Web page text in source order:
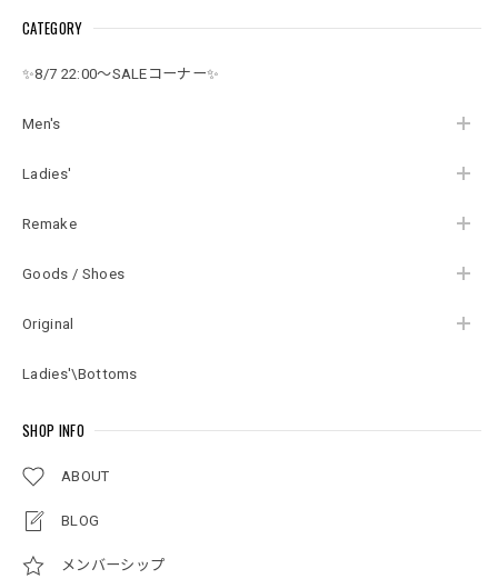
CATEGORY
✨8/7 22:00～SALEコーナー✨
Men's
Ladies'
Remake
Goods / Shoes
Original
Ladies'\Bottoms
SHOP INFO
ABOUT
BLOG
メンバーシップ
テージ ビンテージ
ンズLサイズ
ネック ニット カーデ
テージ ビンテージ ヨ
ーロッパ古着 メンズ
トレーナー デサント